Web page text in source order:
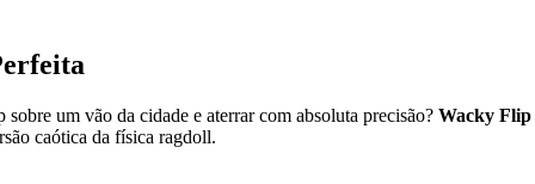
um vão da cidade e aterrar com absoluta precisão? Wacky Flip
caótica da física ragdoll.